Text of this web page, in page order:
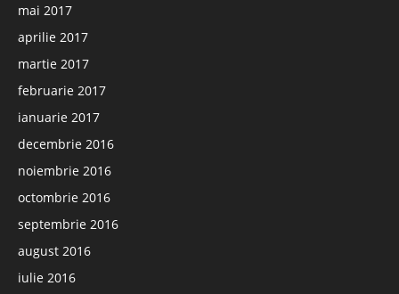
mai 2017
aprilie 2017
martie 2017
februarie 2017
ianuarie 2017
decembrie 2016
noiembrie 2016
octombrie 2016
septembrie 2016
august 2016
iulie 2016